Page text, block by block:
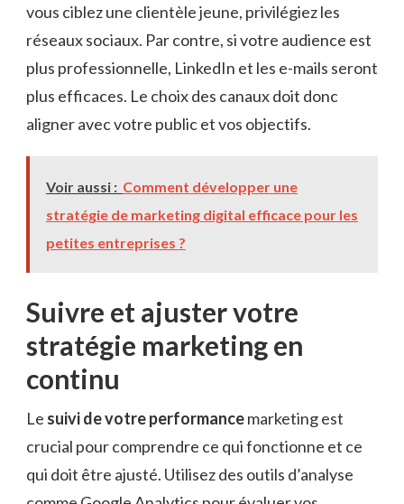
vous ciblez une clientèle jeune, privilégiez les
réseaux sociaux. Par contre, si votre audience est
plus professionnelle, LinkedIn et les e-mails seront
plus efficaces. Le choix des canaux doit donc
aligner avec votre public et vos objectifs.
Voir aussi : Comment développer une
stratégie de marketing digital efficace pour les
petites entreprises ?
Suivre et ajuster votre
stratégie marketing en
continu
Le suivi de votre performancemarketing est
crucial pour comprendre ce qui fonctionne et ce
qui doit être ajusté. Utilisez des outils d’analyse